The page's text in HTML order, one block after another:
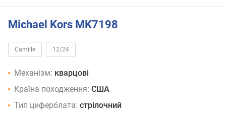
Michael Kors MK7198
Camille 12/24
Механізм: кварцові
Країна походження: США
Тип циферблата: стрілочний